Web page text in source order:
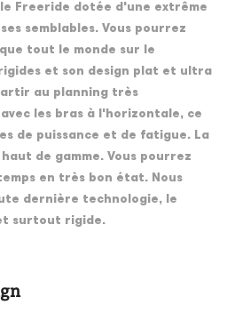
Freeride dotée d'une extrême
semblables. Vous pourrez
tout le monde sur le
et son design plat et ultra
au planning très
les bras à l'horizontale, ce
de puissance et de fatigue. La
de gamme. Vous pourrez
en très bon état. Nous
dernière technologie, le
surtout rigide.